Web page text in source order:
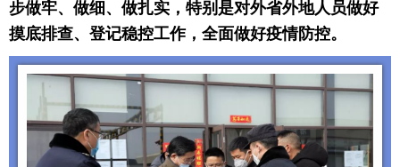
步做牢、做细、做扎实，特别是对外省外地人员做好
摸底排查、登记稳控工作，全面做好疫情防控。